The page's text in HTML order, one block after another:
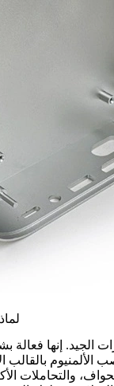
الجيد. إنها
بالقالب